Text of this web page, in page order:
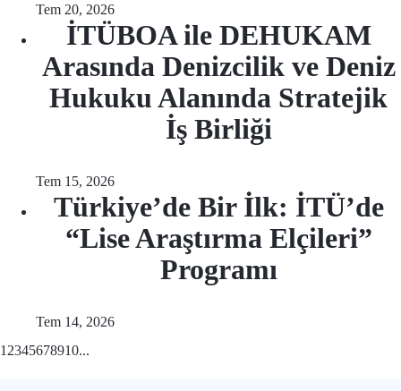
Tem 20, 2026
İTÜBOA ile DEHUKAM
Arasında Denizcilik ve Deniz
Hukuku Alanında Stratejik
İş Birliği
Tem 15, 2026
Türkiye’de Bir İlk: İTÜ’de
“Lise Araştırma Elçileri”
Programı
Tem 14, 2026
1 2345678910...